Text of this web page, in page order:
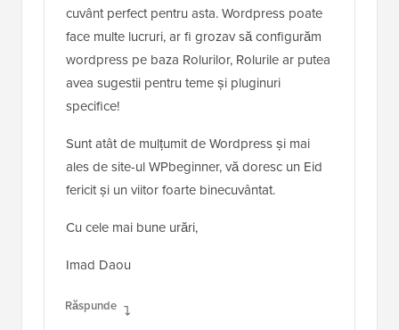
cuvânt perfect pentru asta. Wordpress poate
face multe lucruri, ar fi grozav să configurăm
wordpress pe baza Rolurilor, Rolurile ar putea
avea sugestii pentru teme și pluginuri
specifice!
Sunt atât de mulțumit de Wordpress și mai
ales de site-ul WPbeginner, vă doresc un Eid
fericit și un viitor foarte binecuvântat.
Cu cele mai bune urări,
Imad Daou
Răspunde